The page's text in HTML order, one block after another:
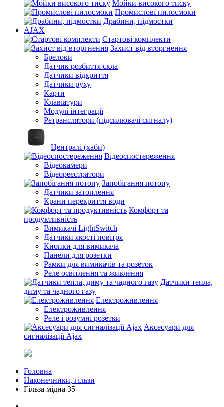
Мойки високого тиску
Промислові пилосмоки
Драбини, підмостки
AJAX
Стартові комплекти
Захист від вторгнення
Брелоки
Датчик розбиття скла
Датчики відкриття
Датчики руху
Карти
Клавіатури
Модулі інтеграції
Ретранслятори (підсилювачі сигналу)
Централі (хаби)
Відеоспостереження
Відеокамери
Відеореєстратори
Запобігання потопу
Датчики затоплення
Крани перекриття води
Комфорт та
продуктивність
Вимикачі LightSwitch
Датчики якості повітря
Кнопки для вимикача
Панели для розетки
Рамки для вимикачів та розеток
Реле освітлення та живлення
Датчики тепла,
диму та чадного газу
Електроживлення
Електроживлення
Реле і розумні розетки
Аксесуари для
сигналізації Ajax
Головна
Наконечники, гільзи
Гільза мідна 35